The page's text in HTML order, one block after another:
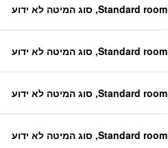
Standard room, סוג המיטה לא ידוע
Standard room, סוג המיטה לא ידוע
Standard room, סוג המיטה לא ידוע
Standard room, סוג המיטה לא ידוע